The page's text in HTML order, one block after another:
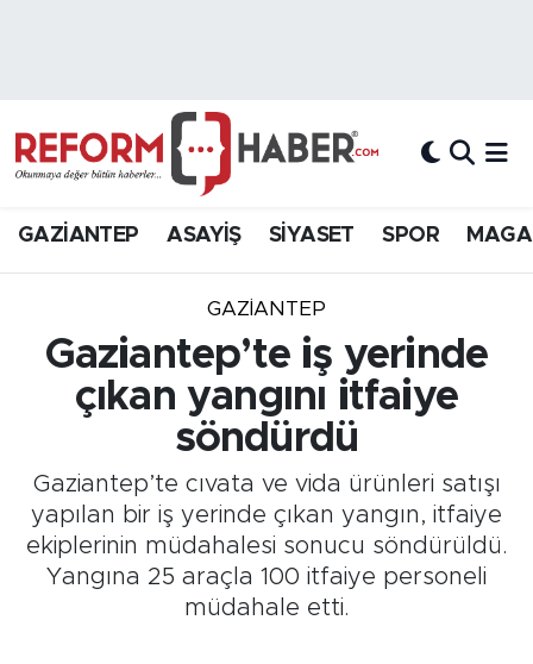
GAZİANTEP ASAYİŞ SİYASET SPOR
GAZIANTEP
Gaziantep’te iş yerinde
çıkan yangını itfaiye
söndürdü
Gaziantep’te cıvata ve vida ürünleri satışı
yapılan bir iş yerinde çıkan yangın, itfaiye
ekiplerinin müdahalesi sonucu söndürüldü.
Yangına 25 araçla 100 itfaiye personeli
müdahale etti.
Hava Durumu
Süper Lig Puan Durumu ve Fikstür
Tüm Manşetler
Son Dakika Haberleri
Haber Arşivi